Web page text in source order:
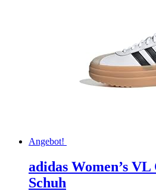
Angebot!
adidas Women’s
Schuh